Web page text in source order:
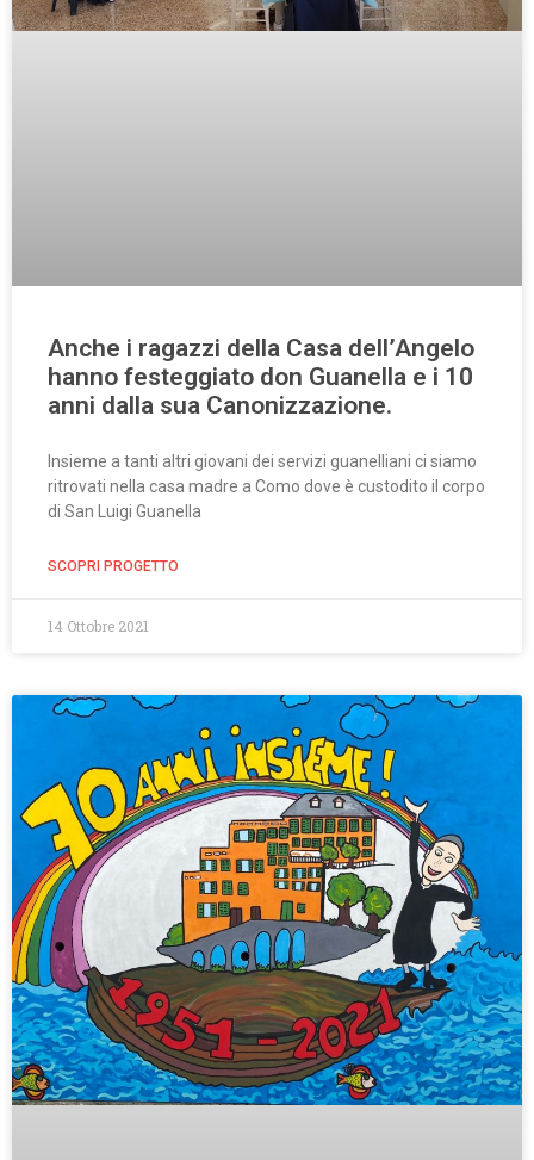
Anche i ragazzi della Casa dell’Angelo
hanno festeggiato don Guanella e i 10
anni dalla sua Canonizzazione.
Insieme a tanti altri giovani dei servizi guanelliani ci siamo
ritrovati nella casa madre a Como dove è custodito il corpo
di San Luigi Guanella
SCOPRI PROGETTO
14 Ottobre 2021